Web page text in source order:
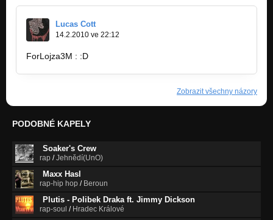
Lucas Cott
14.2.2010 ve 22:12
ForLojza3M : :D
Zobrazit všechny názory
PODOBNÉ KAPELY
Soaker's Crew
rap /Jehnědí(UnO)
Maxx Hasl
rap-hip hop / Beroun
Plutis - Polibek Draka ft. Jimmy Dickson
rap-soul / Hradec Králové